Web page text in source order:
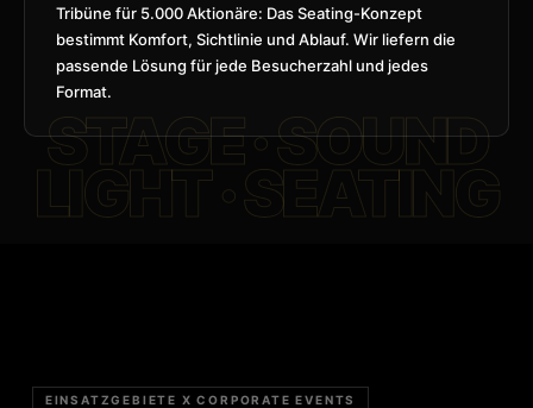
Tribüne für 5.000 Aktionäre: Das Seating-Konzept
bestimmt Komfort, Sichtlinie und Ablauf. Wir liefern die
passende Lösung für jede Besucherzahl und jedes
Format.
EINSATZGEBIETE X CORPORATE EVENTS